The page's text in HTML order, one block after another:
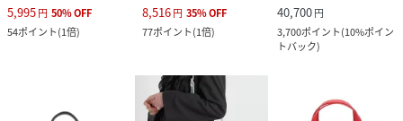
5,995円 50%OFF
54ポイント(1倍)
8,516円 35%OFF
77ポイント(1倍)
40,700円
3,700ポイント(10%ポイン
トバック)